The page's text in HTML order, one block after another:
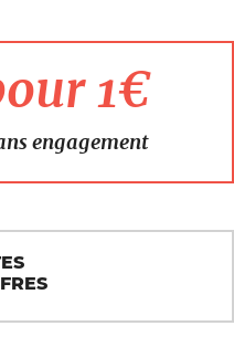
1€
engagement